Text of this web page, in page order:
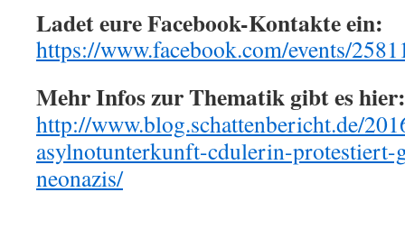
Ladet eure Facebook-Kontakte ein:
https://www.facebook.com/events/
Mehr Infos zur Thematik gibt es
http://www.blog.schattenbericht.de/
asylnotunterkunft-cdulerin-protestiert-
neonazis/